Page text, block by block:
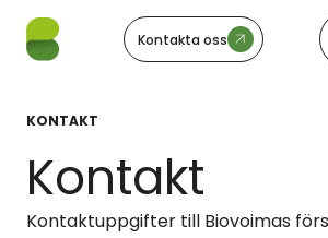
Kontakta oss
KONTAKT
Kontakt
Kontaktuppgifter till Biovoimas